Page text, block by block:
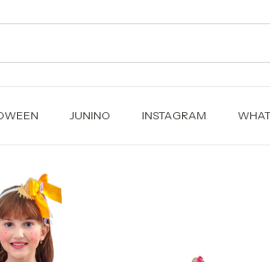
JUNINO INSTAGRAM